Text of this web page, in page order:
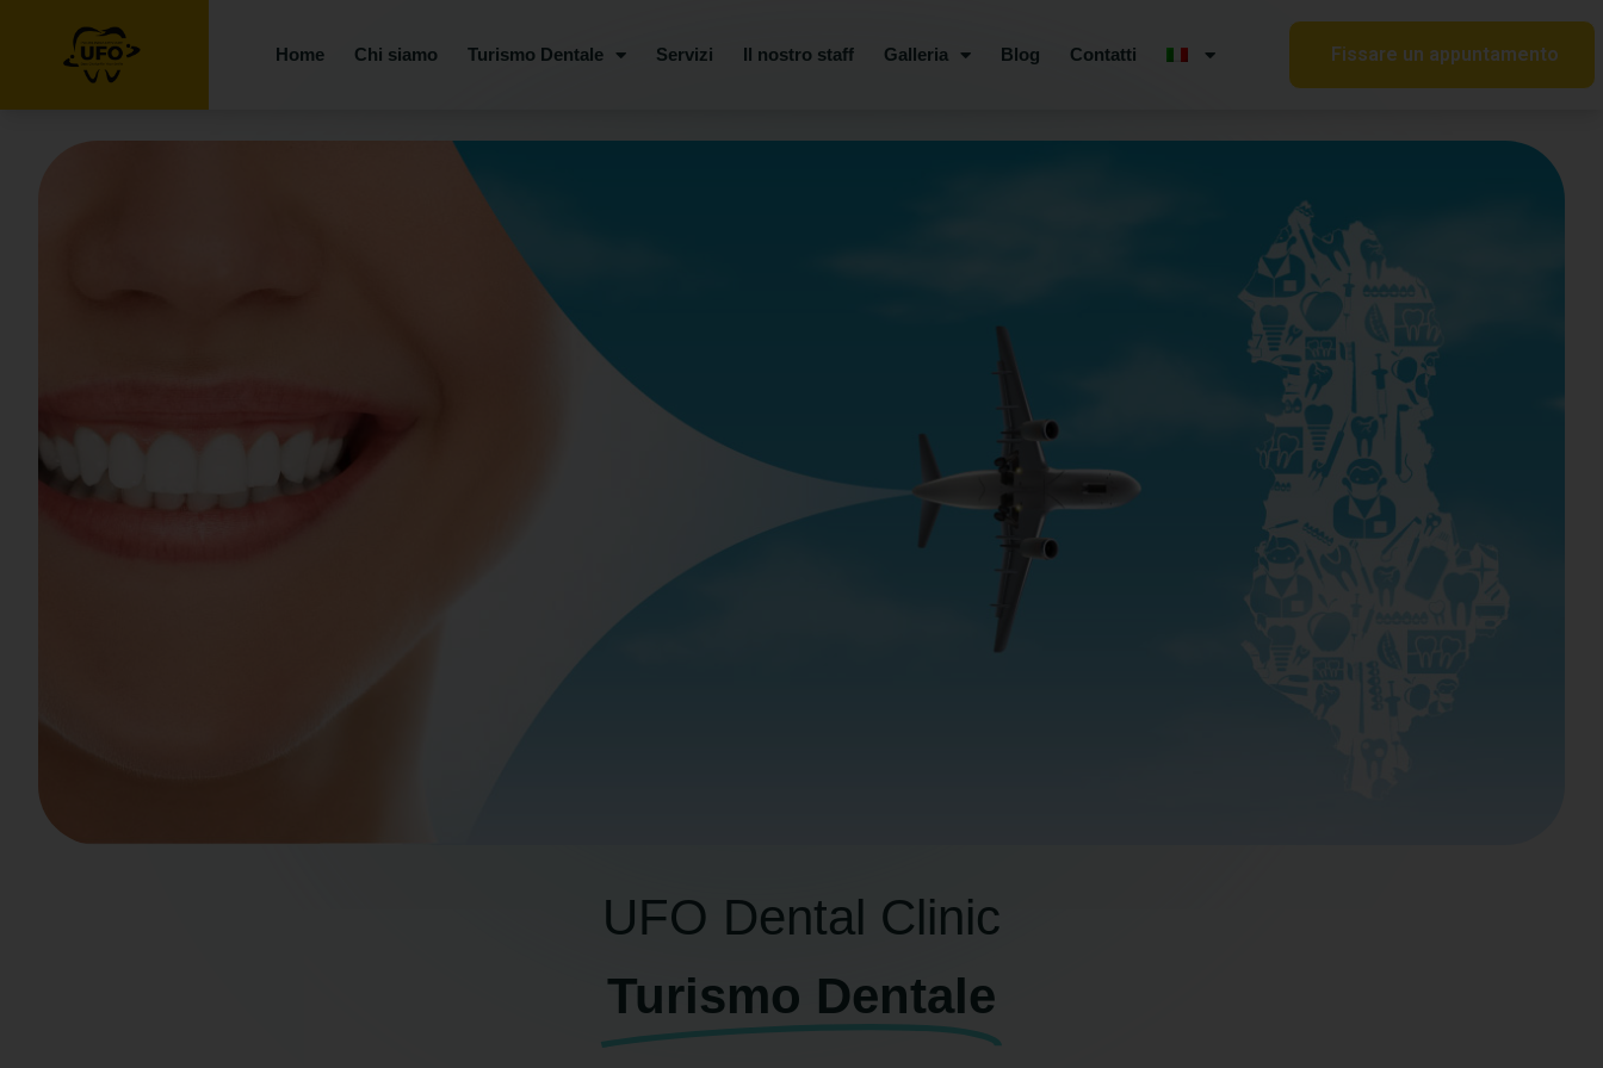
Home Chi siamo Turismo Dentale Servizi Il nostro staff Galleria Blog Contatti Fissare un appuntamento
UFO Dental Clinic
Turismo Dentale